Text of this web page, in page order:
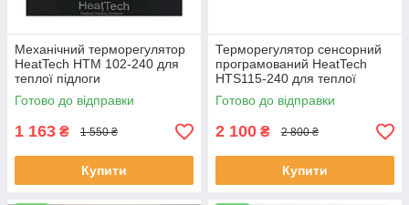
Механічний терморегулятор
HeatTech HTM 102-240 для
теплої підлоги
Готово до відправки
1 163 ₴ 1 550 ₴
Купити
Терморегулятор сенсорний
програмований HeatTech
HTS115-240 для теплої
підлоги
Готово до відправки
2 100 ₴ 2 800 ₴
Купити